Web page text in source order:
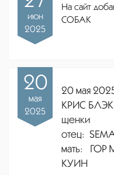
июн
2025
На сайт
СОБАК
20
мая
2025
20 мая
КРИС
щенки
отец:
мать: ГОР
КУИН